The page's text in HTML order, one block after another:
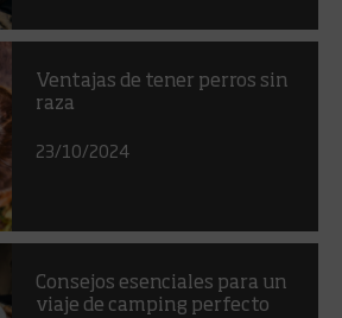
Ventajas de tener perros sin
raza
23/10/2024
Consejos esenciales para un
viaje de camping perfecto